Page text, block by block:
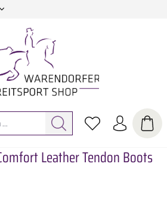
Leather Tendon Boots